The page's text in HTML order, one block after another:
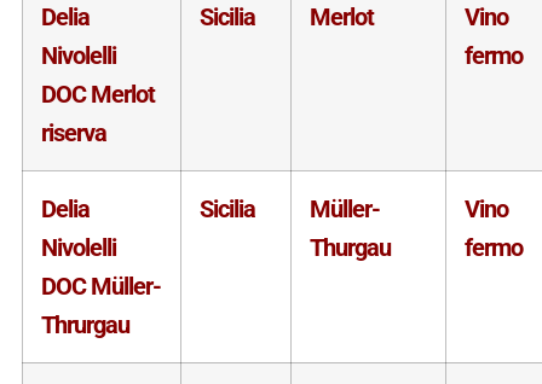
Delia
Nivolelli
DOC Merlot
riserva
Sicilia Merlot
Vino
fermo
Delia
Nivolelli
DOC Müller-
Thrurgau
Sicilia
Müller-
Thurgau
Vino
fermo